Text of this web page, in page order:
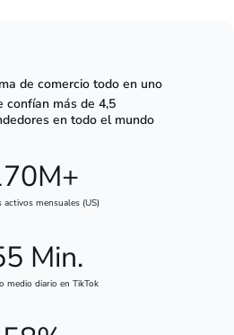
de comercio todo en uno
confían más de 4,5
en todo el mundo
activos mensuales (US)
Min.
medio diario en TikTok